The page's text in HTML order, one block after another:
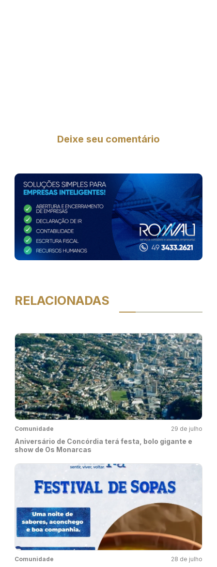
Deixe seu comentário
RELACIONADAS
Comunidade 29 de julho
Aniversário de Concórdia terá festa, bolo gigante e
show de Os Monarcas
Comunidade 28 de julho